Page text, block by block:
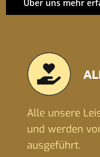
Über uns mehr
Alle unsere
und werden
ausgeführt.